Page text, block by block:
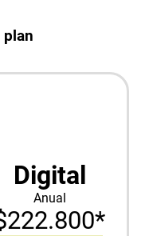
plan
Digital
Anual